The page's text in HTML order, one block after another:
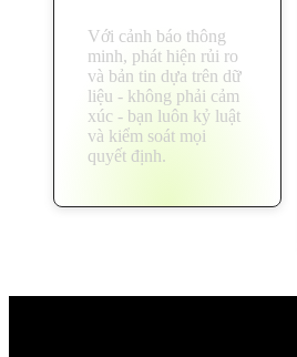
Với cảnh báo thông
minh, phát hiện rủi ro
và bản tin dựa trên dữ
liệu - không phải cảm
xúc - bạn luôn kỷ luật
và kiểm soát mọi
quyết định.